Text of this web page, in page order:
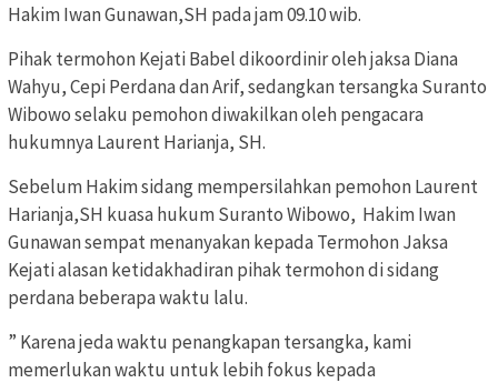
Hakim Iwan Gunawan,SH pada jam 09.10 wib.
Pihak termohon Kejati Babel dikoordinir oleh jaksa Diana
Wahyu, Cepi Perdana dan Arif, sedangkan tersangka Suranto
Wibowo selaku pemohon diwakilkan oleh pengacara
hukumnya Laurent Harianja, SH.
Sebelum Hakim sidang mempersilahkan pemohon Laurent
Harianja,SH kuasa hukum Suranto Wibowo, Hakim Iwan
Gunawan sempat menanyakan kepada Termohon Jaksa
Kejati alasan ketidakhadiran pihak termohon di sidang
perdana beberapa waktu lalu.
” Karena jeda waktu penangkapan tersangka, kami
memerlukan waktu untuk lebih fokus kepada